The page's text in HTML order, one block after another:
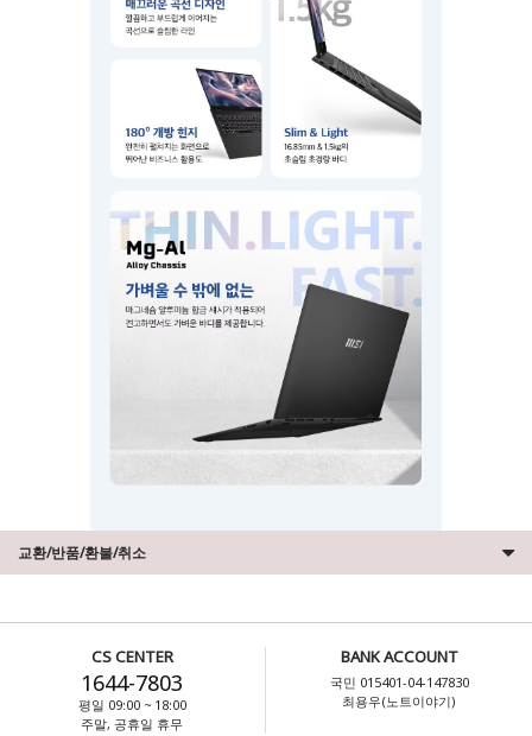
교환/반품/환불/취소
CS CENTER
1644-7803
평일 09:00 ~ 18:00
주말, 공휴일 휴무
BANK ACCOUNT
국민 015401-04-147830
최용우(노트이야기)